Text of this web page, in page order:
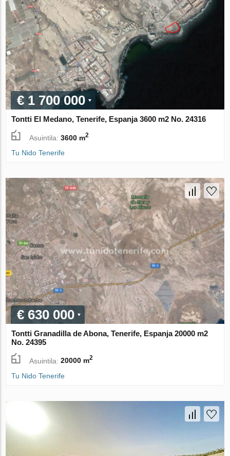
€ 1 700 000
Tontti El Medano, Tenerife, Espanja 3600 m2 No. 24316
Asuintila:3600 m2
Tu Nido Tenerife
€ 630 000
Tontti Granadilla de Abona, Tenerife, Espanja 20000 m2
No. 24395
Asuintila:20000 m2
Tu Nido Tenerife